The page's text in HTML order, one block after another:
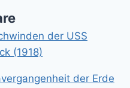
der USS
(1918)
der Erde